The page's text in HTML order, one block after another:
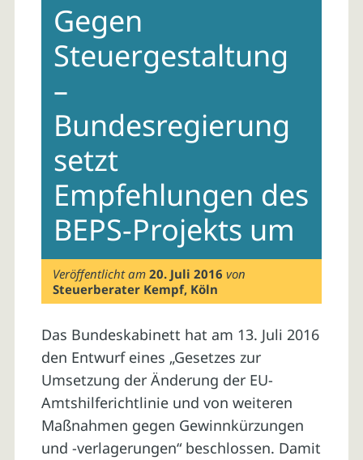
contentGegen
Steuergestaltung
–
Bundesregierung
setzt
Empfehlungen des
BEPS-Projekts um
Veröffentlicht am20. Juli 2016 von
Steuerberater Kempf, Köln
Das Bundeskabinett hat am 13. Juli 2016
den Entwurf eines „Gesetzes zur
Umsetzung der Änderung der EU-
Amtshilferichtlinie und von weiteren
Maßnahmen gegen Gewinnkürzungen
und -verlagerungen“ beschlossen. Damit